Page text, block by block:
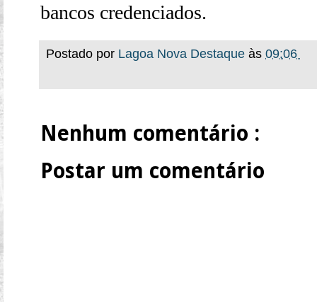
bancos credenciados.
Postado por Lagoa Nova Destaque às 09:06
Nenhum comentário :
Postar um comentário